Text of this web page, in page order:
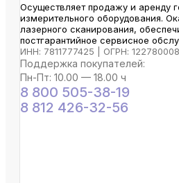
Осуществляет продажу и аренду
измерительного оборудования.
лазерного сканирования,
постгарантийное сервисное
ИНН: 7811777425 | ОГРН:
Поддержка покупателей:
Пн-Пт: 10.00 — 18.00 ч
8 800 505-38-19
8 812 426-32-56